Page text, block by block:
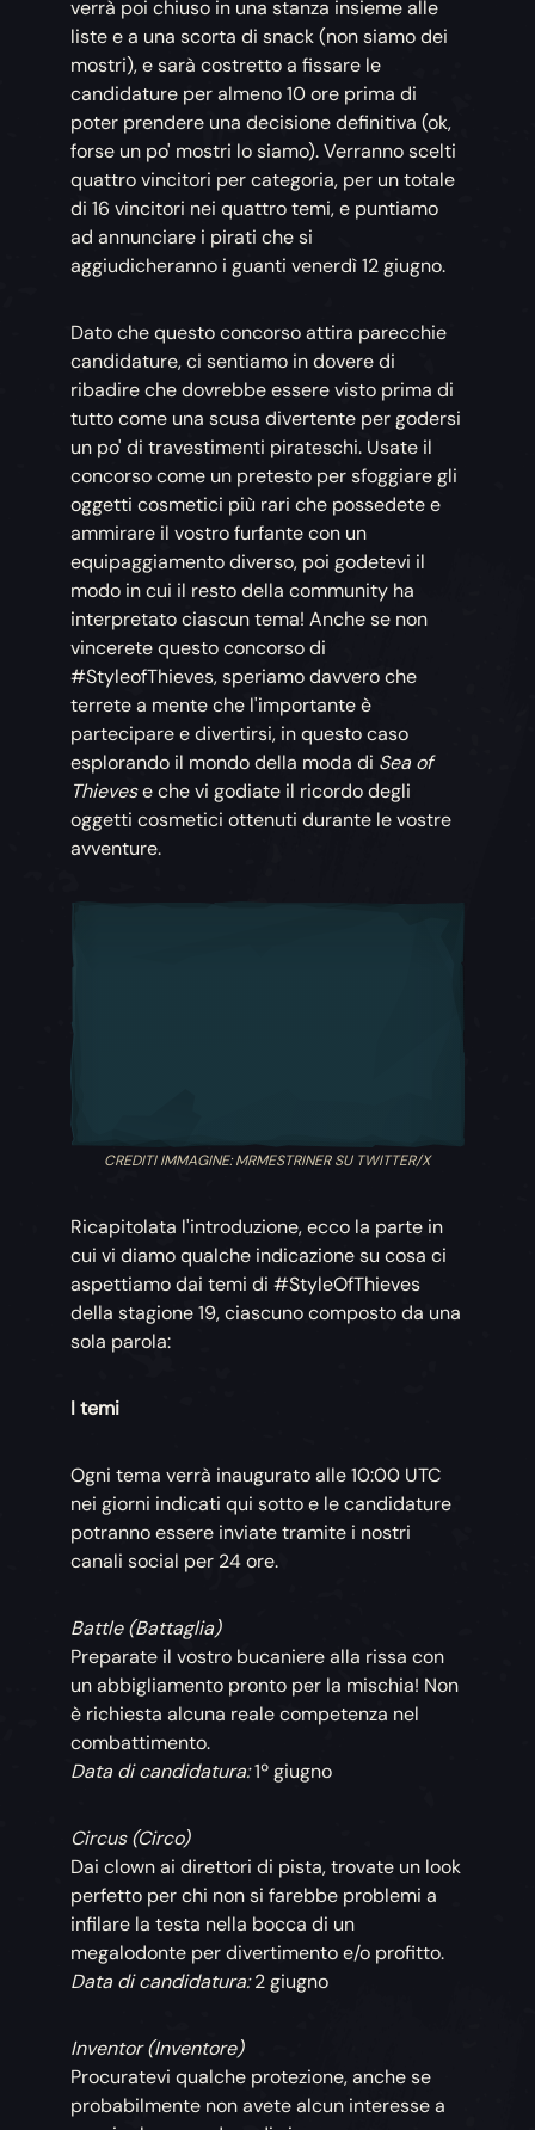
verrà poi chiuso in una stanza insieme alle
liste e a una scorta di snack (non siamo dei
mostri), e sarà costretto a fissare le
candidature per almeno 10 ore prima di
poter prendere una decisione definitiva (ok,
forse un po' mostri lo siamo). Verranno scelti
quattro vincitori per categoria, per un totale
di 16 vincitori nei quattro temi, e puntiamo
ad annunciare i pirati che si
aggiudicheranno i guanti venerdì 12 giugno.
Dato che questo concorso attira parecchie
candidature, ci sentiamo in dovere di
ribadire che dovrebbe essere visto prima di
tutto come una scusa divertente per godersi
un po' di travestimenti pirateschi. Usate il
concorso come un pretesto per sfoggiare gli
oggetti cosmetici più rari che possedete e
ammirare il vostro furfante con un
equipaggiamento diverso, poi godetevi il
modo in cui il resto della community ha
interpretato ciascun tema! Anche se non
vincerete questo concorso di
#StyleofThieves, speriamo davvero che
terrete a mente che l'importante è
partecipare e divertirsi, in questo caso
esplorando il mondo della moda di Sea of
Thievese che vi godiate il ricordo degli
oggetti cosmetici ottenuti durante le vostre
avventure.
CREDITI IMMAGINE: MRMESTRINER SU TWITTER/X
Ricapitolata l'introduzione, ecco la parte in
cui vi diamo qualche indicazione su cosa ci
aspettiamo dai temi di #StyleOfThieves
della stagione 19, ciascuno composto da una
sola parola:
I temi
Ogni tema verrà inaugurato alle 10:00 UTC
nei giorni indicati qui sotto e le candidature
potranno essere inviate tramite i nostri
canali social per 24 ore.
Battle (Battaglia)
Preparate il vostro bucaniere alla rissa con
un abbigliamento pronto per la mischia! Non
è richiesta alcuna reale competenza nel
combattimento.
Data di candidatura:1º giugno
Circus (Circo)
Dai clown ai direttori di pista, trovate un look
perfetto per chi non si farebbe problemi a
infilare la testa nella bocca di un
megalodonte per divertimento e/o profitto.
Data di candidatura:2 giugno
Inventor (Inventore)
Procuratevi qualche protezione, anche se
probabilmente non avete alcun interesse a